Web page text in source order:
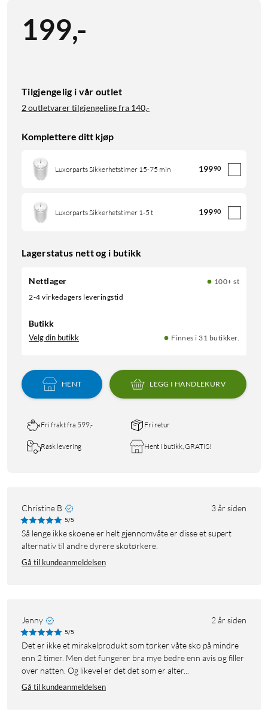
199,-
Tilgjengelig i vår outlet
2 outletvarer tilgjengelige fra 140,-
Komplettere ditt kjøp
Luxorparts Sikkerhetstimer 15-75 min 19990
Luxorparts Sikkerhetstimer 1-5 t 19990
Lagerstatus nett og i butikk
Nettlager
100+ st
2-4 virkedagers leveringstid
Butikk
Velg din butikk Finnes i 31 butikker.
HENT LEGG I HANDLEKURV
Fri frakt fra 599,- Fri retur
Rask levering Hent i butikk, GRATIS!
Christine B 3 år siden
5/5
Så lenge ikke skoene er helt gjennomvåte er disse et supert
alternativ til andre dyrere skotørkere.
Gå til kundeanmeldelsen
Jenny 2 år siden
5/5
Det er ikke et mirakelprodukt som tørker våte sko på mindre
enn 2 timer. Men det fungerer bra mye bedre enn avis og filler
over natten. Og likevel er det det som er alter...
Gå til kundeanmeldelsen